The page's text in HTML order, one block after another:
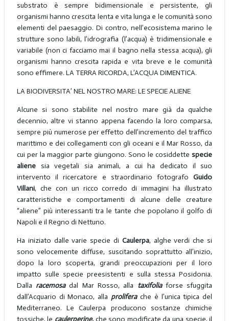
substrato è sempre bidimensionale e persistente, gli
organismi hanno crescita lenta e vita lunga e le comunità sono
elementi del paesaggio. Di contro, nell’ecosistema marino le
strutture sono labili, l’idrografia (l’acqua) è tridimensionale e
variabile (non ci facciamo mai il bagno nella stessa acqua), gli
organismi hanno crescita rapida e vita breve e le comunità
sono effimere. LA TERRA RICORDA, L’ACQUA DIMENTICA.
LA BIODIVERSITA’ NEL NOSTRO MARE: LE SPECIE ALIENE
Alcune si sono stabilite nel nostro mare già da qualche
decennio, altre vi stanno appena facendo la loro comparsa,
sempre più numerose per effetto dell’incremento del traffico
marittimo e dei collegamenti con gli oceani e il Mar Rosso, da
cui per la maggior parte giungono. Sono le cosiddettespecie
aliene sia vegetali sia animali, a cui ha dedicato il suo
intervento il ricercatore e straordinario fotografoGuido
Villani, che con un ricco corredo di immagini ha illustrato
caratteristiche e comportamenti di alcune delle creature
“aliene” più interessanti tra le tante che popolano il golfo di
Napoli e il Regno di Nettuno.
Ha iniziato dalle varie specie di Caulerpa, alghe verdi che si
sono velocemente diffuse, suscitando soprattutto all’inizio,
dopo la loro scoperta, grandi preoccupazioni per il loro
impatto sulle specie preesistenti e sulla stessa Posidonia.
Dalla racemosadal Mar Rosso, alla taxifolia forse sfuggita
dall’Acquario di Monaco, alla prolifera che è l’unica tipica del
Mediterraneo. Le Caulerpa producono sostanze chimiche
tossiche, le caulerperine, che sono modificate da una specie, il